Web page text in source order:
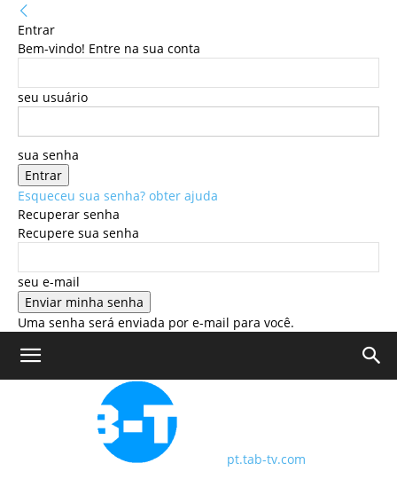
Entrar
Bem-vindo! Entre na sua conta
seu usuário
sua senha
Esqueceu sua senha? obter ajuda
Recuperar senha
Recupere sua senha
seu e-mail
Uma senha será enviada por e-mail para você.
pt.tab-tv.com